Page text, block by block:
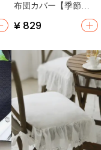
布団カバー【季節問
わず使用可・クッシ
ョン性向上】
¥ 829